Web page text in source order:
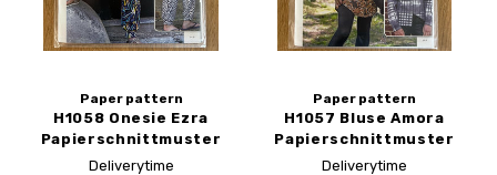
Paper pattern
H1058 Onesie Ezra
Papierschnittmuster
Deliverytime
Paper pattern
H1057 Bluse Amora
Papierschnittmuster
Deliverytime